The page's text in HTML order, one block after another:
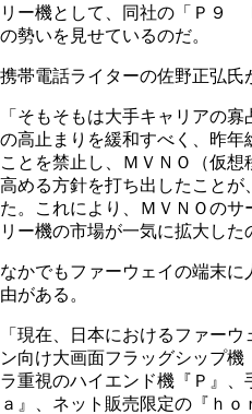
リー機として、同社の「Ｐ９
の勢いを見せているのだ。
携帯電話ライターの佐野正弘氏
「そもそもは大手キャリアの
の高止まりを緩和すべく、昨年
ことを禁止し、ＭＶＮＯ（仮
高める方針を打ち出したことが
た。これにより、ＭＶＮＯの
リー機の市場が一気に拡大した
なかでもファーウェイの端末
由がある。
「現在、日本におけるファー
ン向け大画面フラッグシップ
ラ重視のハイエンド機『Ｐ』、
ａ』、ネット販売限定の『ｈｏ